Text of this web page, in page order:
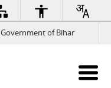
Government of Bihar